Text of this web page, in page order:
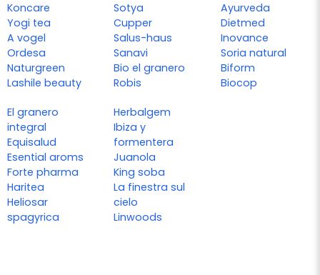
Koncare
Yogi tea
A vogel
Ordesa
Naturgreen
Lashile beauty
Sotya
Cupper
Salus-haus
Sanavi
Bio el granero
Robis
Ayurveda
Dietmed
Inovance
Soria natural
Biform
Biocop
El granero
integral
Equisalud
Esential aroms
Forte pharma
Haritea
Heliosar
spagyrica
Herbalgem
Ibiza y
formentera
Juanola
King soba
La finestra sul
cielo
Linwoods